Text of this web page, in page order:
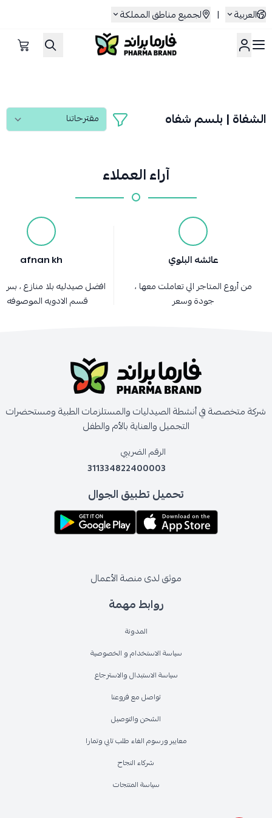
العربية | لجميع مناطق المملكة
صيدلية فارما براند
الشفاة | بلسم شفاه
آراء العملاء
عائشه البلوي
من أروع المتاجر الي تعاملت معها ،
جودة وسعر
afnan kh
افضل صيدليه بلا منازع ، بس
قسم الادويه الموصوفه
روابط مهمة
المدونة
سياسة الاستخدام و الخصوصية
سياسة الاستبدال والاسترجاع
تواصل مع فروعنا
الشحن والتوصيل
معايير ورسوم الغاء طلب تابي وتمارا
شركاء النجاح
سياسة المنتجات
شركة متخصصة في أنشطة الصيدليات والمستلزمات الطبية ومستحضرات
التجميل والعناية بالأم والطفل
الرقم الضريبي
311334822400003
تحميل تطبيق الجوال
موثق لدى منصة الأعمال